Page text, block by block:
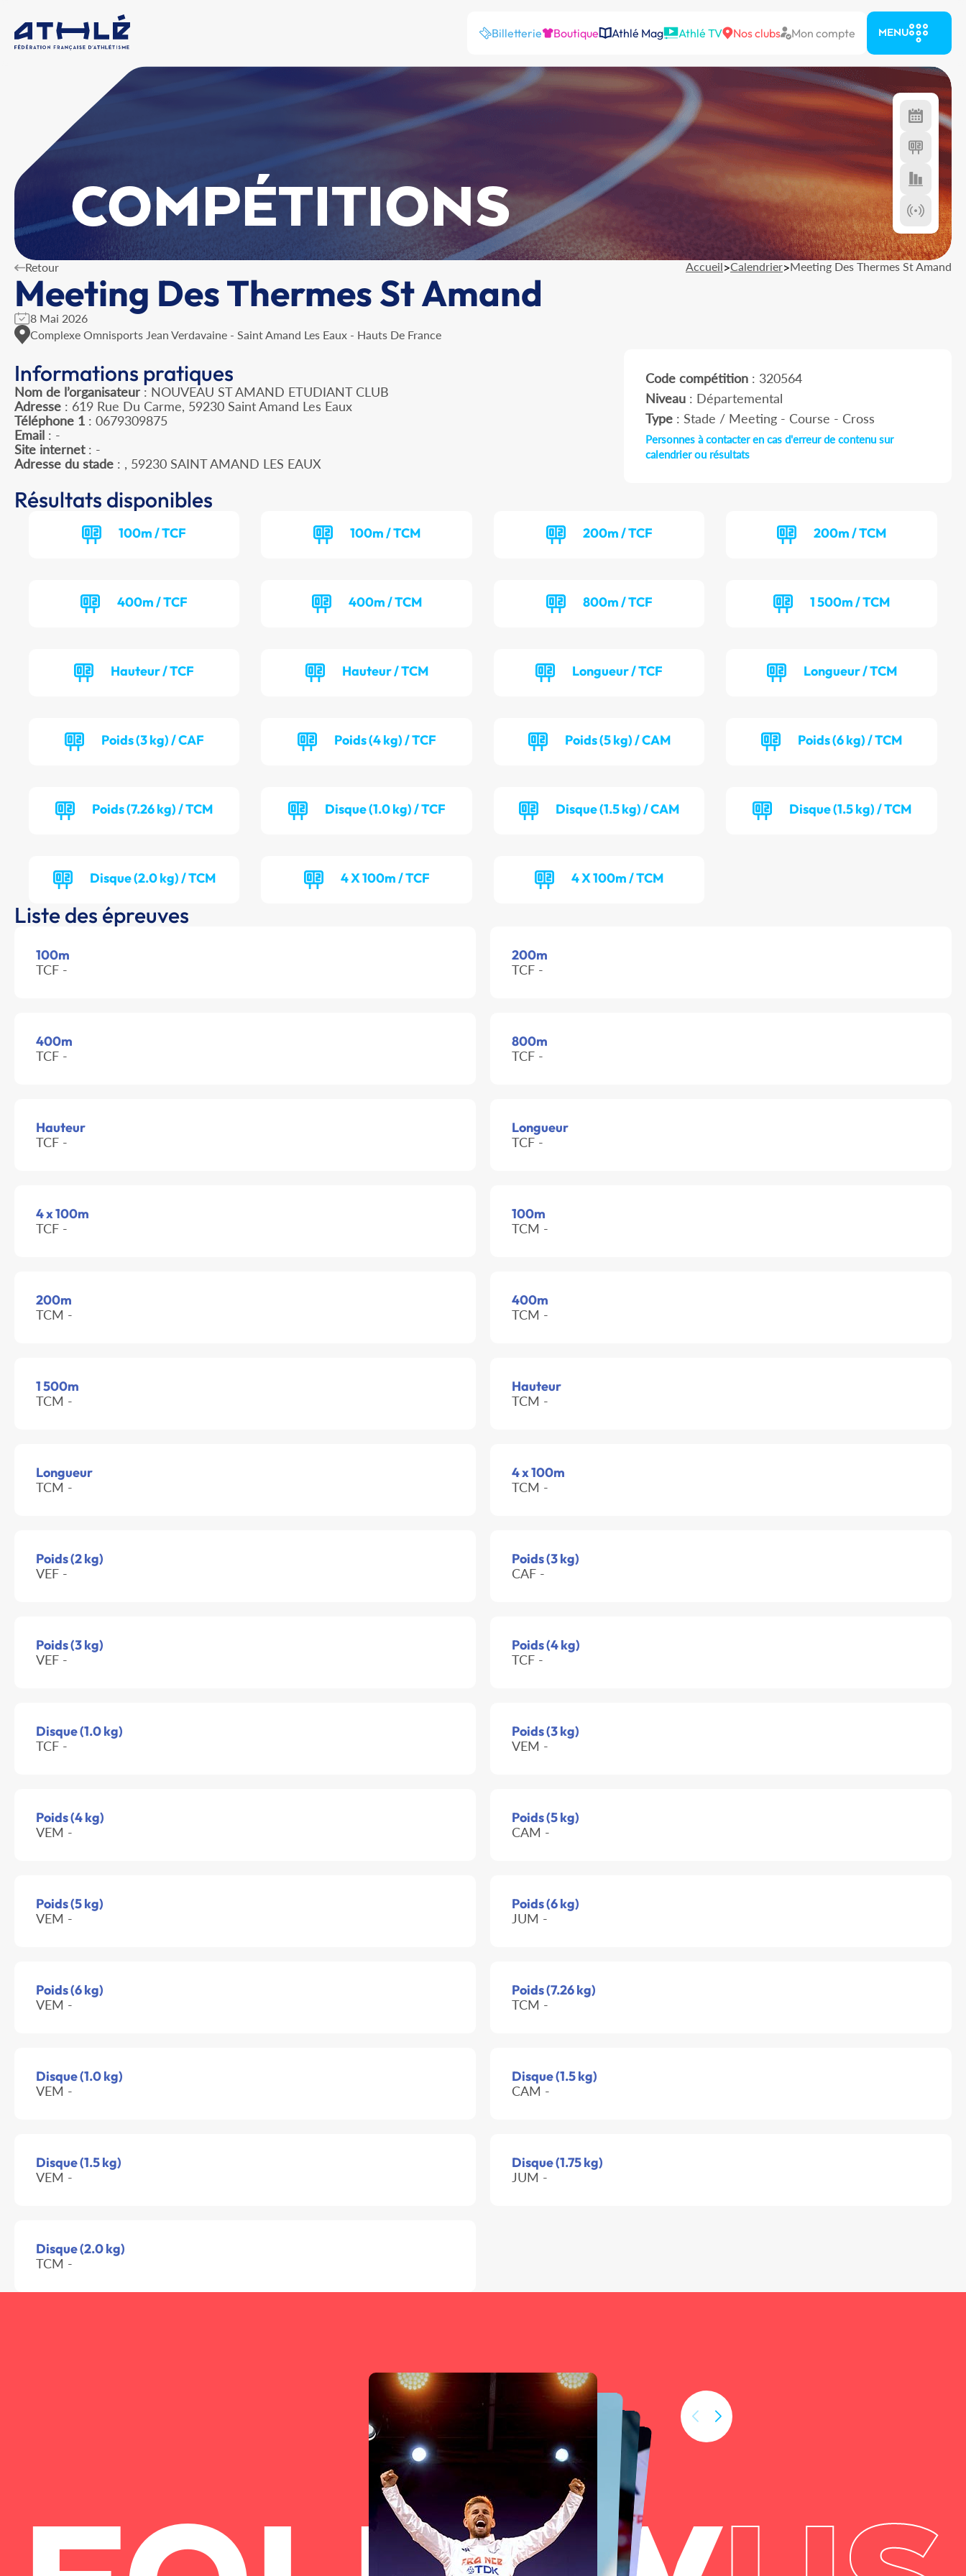
Billetterie Boutique Athlé Mag Athlé TV Nos clubs Mon compte MENU
COMPÉTITIONS
Retour Accueil>Calendrier>Meeting Des Thermes St Amand
Meeting Des Thermes St Amand
8 Mai 2026
Complexe Omnisports Jean Verdavaine - Saint Amand Les Eaux - Hauts De France
Informations pratiques
Nom de l’organisateur : NOUVEAU ST AMAND ETUDIANT CLUB
Adresse : 619 Rue Du Carme, 59230 Saint Amand Les Eaux
Téléphone 1 : 0679309875
Email : -
Site internet: -
Adresse du stade : , 59230 SAINT AMAND LES EAUX
Code compétition: 320564
Niveau: Départemental
Type: Stade / Meeting - Course - Cross
Personnes à contacter en cas d'erreur de contenu sur
calendrier ou résultats
Résultats disponibles
100m / TCF 100m / TCM 200m / TCF 200m / TCM
400m / TCF 400m / TCM 800m / TCF 1 500m / TCM
Hauteur / TCF Hauteur / TCM Longueur / TCF Longueur / TCM
Poids (3 kg) / CAF Poids (4 kg) / TCF Poids (5 kg) / CAM Poids (6 kg) / TCM
Poids (7.26 kg) / TCM Disque (1.0 kg) / TCF Disque (1.5 kg) / CAM Disque (1.5 kg) / TCM
Disque (2.0 kg) / TCM 4 X 100m / TCF 4 X 100m / TCM
Liste des épreuves
100m
TCF -
200m
TCF -
400m
TCF -
800m
TCF -
Hauteur
TCF -
Longueur
TCF -
4 x 100m
TCF -
100m
TCM -
200m
TCM -
400m
TCM -
1 500m
TCM -
Hauteur
TCM -
Longueur
TCM -
4 x 100m
TCM -
Poids (2 kg)
VEF -
Poids (3 kg)
CAF -
Poids (3 kg)
VEF -
Poids (4 kg)
TCF -
Disque (1.0 kg)
TCF -
Poids (3 kg)
VEM -
Poids (4 kg)
VEM -
Poids (5 kg)
CAM -
Poids (5 kg)
VEM -
Poids (6 kg)
JUM -
Poids (6 kg)
VEM -
Poids (7.26 kg)
TCM -
Disque (1.0 kg)
VEM -
Disque (1.5 kg)
CAM -
Disque (1.5 kg)
VEM -
Disque (1.75 kg)
JUM -
Disque (2.0 kg)
TCM -